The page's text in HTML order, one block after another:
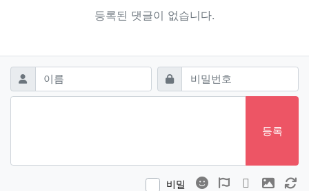
등록된 댓글이 없습니다.
댓글쓰기
이름 필수 비밀번호필수
등록
비밀 이모티콘폰트어썸
동영상 이미지